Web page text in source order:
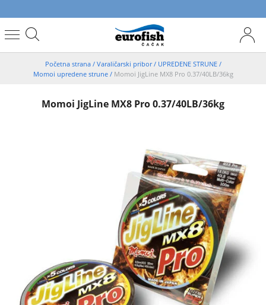
Početna strana / Varaličarski pribor/ UPREDENE STRUNE /
Momoi upredene strune / Momoi JigLine MX8 Pro 0.37/40LB/36kg
Momoi JigLine MX8 Pro 0.37/40LB/36kg